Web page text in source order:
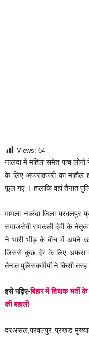
Views: 64
नालंदा में महिला समेत पांच
के लिए अफरातफरी का माहौल
फूल गए । हालांकि वहां तैनात
मामला नालंदा जिला
समाजसेवी रामकली देवी के
ने भारी भीड़ के बीच में अपने
जिससे कुछ देर के लिए अफरा
तैनात पुलिसकर्मियों ने किसी
इसे पढ़िए-बिहार में शिक्षक
की बहाली
दरअसल,परवलपुर प्रखंड